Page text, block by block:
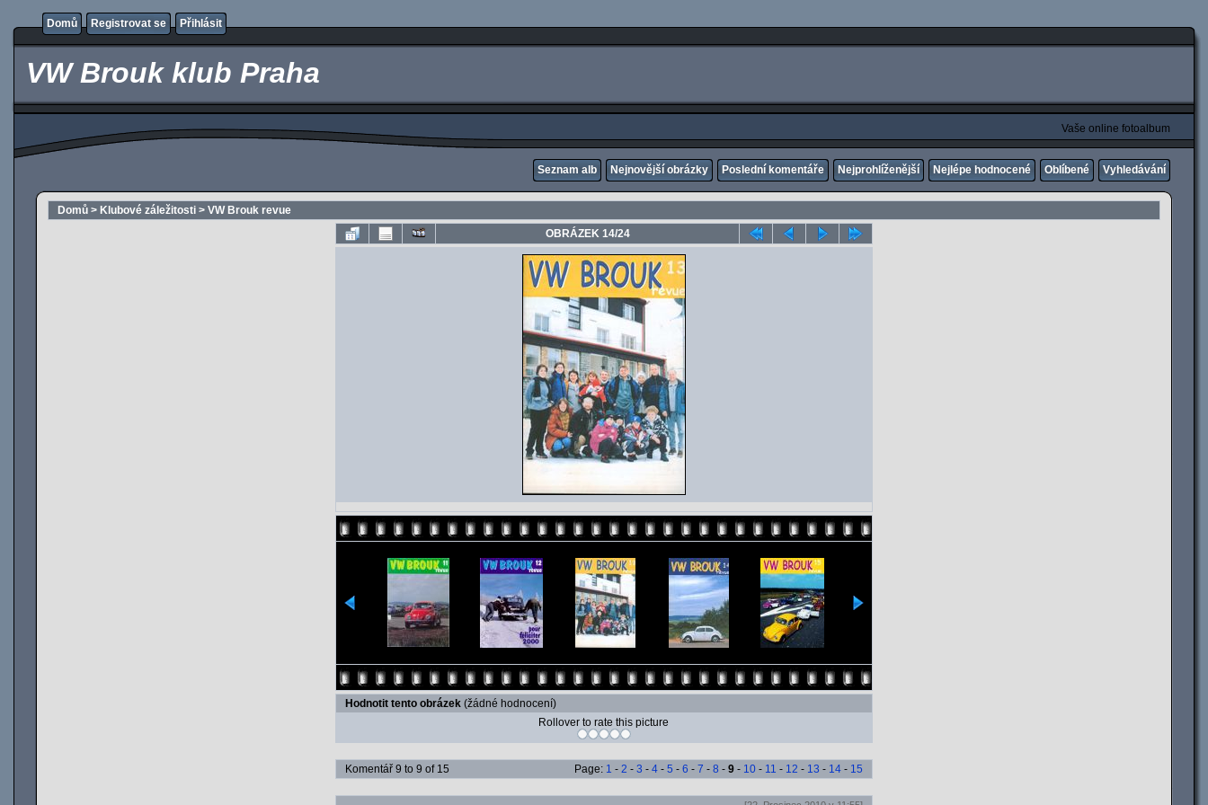
Domů Registrovat se Přihlásit
VW Brouk klub Praha
Vaše online fotoalbum
Seznam alb Nejnovější obrázky Poslední komentáře Nejprohlíženější Nejlépe hodnocené Oblíbené Vyhledávání
Domů > Klubové záležitosti > VW Brouk revue
OBRÁZEK 14/24
Hodnotit tento obrázek (žádné hodnocení)
Rollover to rate this picture
Komentář 9 to 9 of 15 Page: 1 - 2 - 3 - 4 - 5 - 6 - 7 - 8 - 9 - 10 - 11 - 12 - 13 - 14 - 15